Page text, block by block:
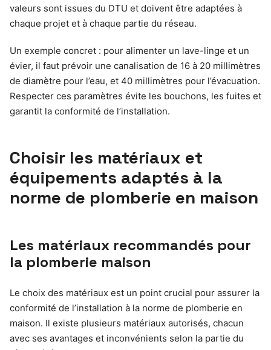
valeurs sont issues du DTU et doivent être adaptées à
chaque projet et à chaque partie du réseau.
Un exemple concret : pour alimenter un lave-linge et un
évier, il faut prévoir une canalisation de 16 à 20 millimètres
de diamètre pour l’eau, et 40 millimètres pour l’évacuation.
Respecter ces paramètres évite les bouchons, les fuites et
garantit la conformité de l’installation.
Choisir les matériaux et
équipements adaptés à la
norme de plomberie en maison
Les matériaux recommandés pour
la plomberie maison
Le choix des matériaux est un point crucial pour assurer la
conformité de l’installation à la norme de plomberie en
maison. Il existe plusieurs matériaux autorisés, chacun
avec ses avantages et inconvénients selon la partie du